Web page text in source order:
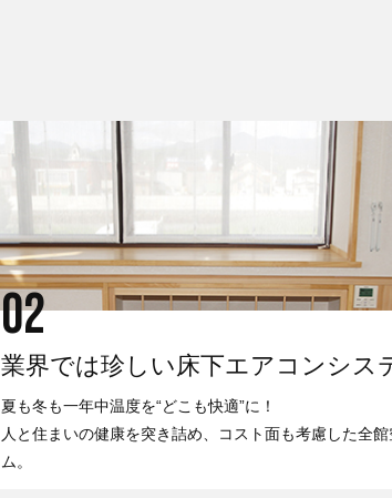
02
業界では珍しい床下エアコンシス
夏も冬も一年中温度を“どこも快適”に！
人と住まいの健康を突き詰め、コスト面も考慮した全
ム。